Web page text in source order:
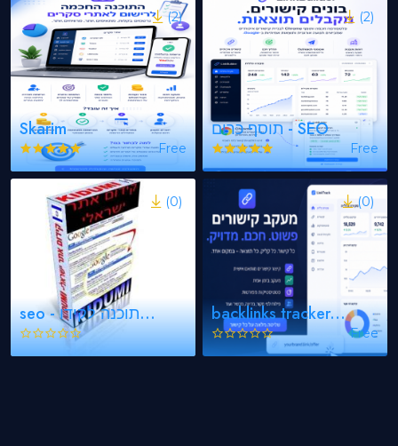
(2)
Skarim
Free
(2)
תוסף כרום - SEO
Free
(0)
seo - תוכנה לקידו...
(0)
backlinks tracker...
Free